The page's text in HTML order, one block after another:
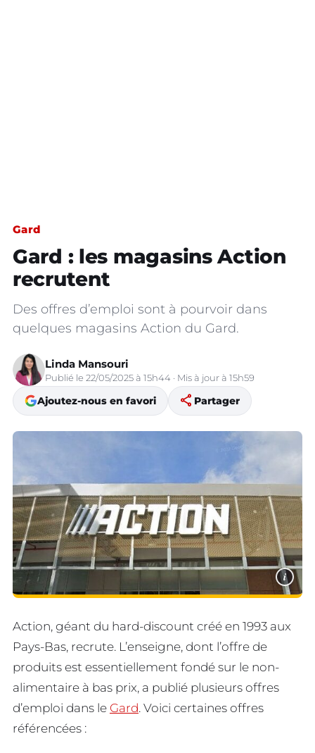
Gard
Gard : les magasins Action
recrutent
Des offres d’emploi sont à pourvoir dans
quelques magasins Action du Gard.
Linda Mansouri
Publié le 22/05/2025 à 15h44 · Mis à jour à 15h59
Ajoutez-nous en favori share Partager
i
Action, géant du hard-discount créé en 1993 aux
Pays-Bas, recrute. L’enseigne, dont l’offre de
produits est essentiellement fondé sur le non-
alimentaire à bas prix, a publié plusieurs offres
d’emploi dans le Gard. Voici certaines offres
référencées :